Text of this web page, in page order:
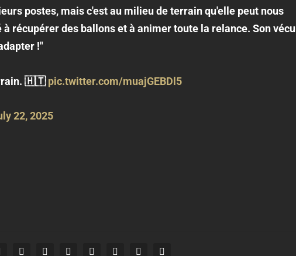
postes, mais c'est au milieu de terrain qu'elle peut nous
récupérer des ballons et à animer toute la relance. Son vécu
!"
🇭🇹pic.twitter.com/muajGEBDl5
22, 2025